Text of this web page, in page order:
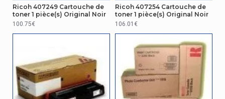
Ricoh 407249 Cartouche de
toner 1 pièce(s) Original Noir
100.75€
Ricoh 407254 Cartouche de
toner 1 pièce(s) Original Noir
106.01€